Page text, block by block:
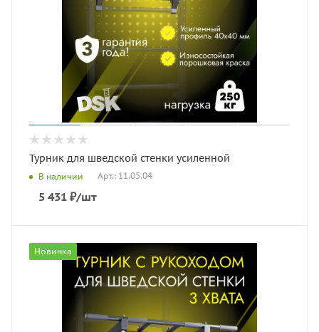
Турник для шведской стенки усиленной
В наличии Арт.: 11.05.04
5 431 ₽/шт
Новинка